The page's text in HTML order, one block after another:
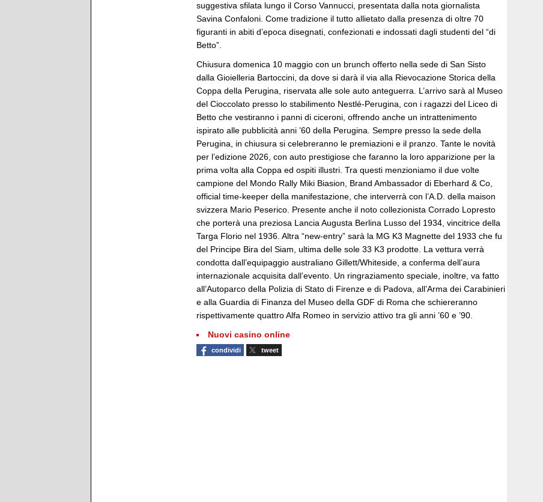
suggestiva sfilata lungo il Corso Vannucci, presentata dalla nota giornalista
Savina Confaloni. Come tradizione il tutto allietato dalla presenza di oltre 70
figuranti in abiti d’epoca disegnati, confezionati e indossati dagli studenti del “di
Betto”.
Chiusura domenica 10 maggio con un brunch offerto nella sede di San Sisto
dalla Gioielleria Bartoccini, da dove si darà il via alla Rievocazione Storica della
Coppa della Perugina, riservata alle sole auto anteguerra. L’arrivo sarà al Museo
del Cioccolato presso lo stabilimento Nestlé-Perugina, con i ragazzi del Liceo di
Betto che vestiranno i panni di ciceroni, offrendo anche un intrattenimento
ispirato alle pubblicità anni ’60 della Perugina. Sempre presso la sede della
Perugina, in chiusura si celebreranno le premiazioni e il pranzo. Tante le novità
per l’edizione 2026, con auto prestigiose che faranno la loro apparizione per la
prima volta alla Coppa ed ospiti illustri. Tra questi menzioniamo il due volte
campione del Mondo Rally Miki Biasion, Brand Ambassador di Eberhard & Co,
official time-keeper della manifestazione, che interverrà con l’A.D. della maison
svizzera Mario Peserico. Presente anche il noto collezionista Corrado Lopresto
che porterà una preziosa Lancia Augusta Berlina Lusso del 1934, vincitrice della
Targa Florio nel 1936. Altra “new-entry” sarà la MG K3 Magnette del 1933 che fu
del Principe Bira del Siam, ultima delle sole 33 K3 prodotte. La vettura verrà
condotta dall’equipaggio australiano Gillett/Whiteside, a conferma dell’aura
internazionale acquisita dall’evento. Un ringraziamento speciale, inoltre, va fatto
all’Autoparco della Polizia di Stato di Firenze e di Padova, all’Arma dei Carabinieri
e alla Guardia di Finanza del Museo della GDF di Roma che schiereranno
rispettivamente quattro Alfa Romeo in servizio attivo tra gli anni ’60 e ’90.
Nuovi casino online
condividi tweet